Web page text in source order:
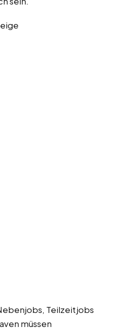
Teilzeitjobs
müssen